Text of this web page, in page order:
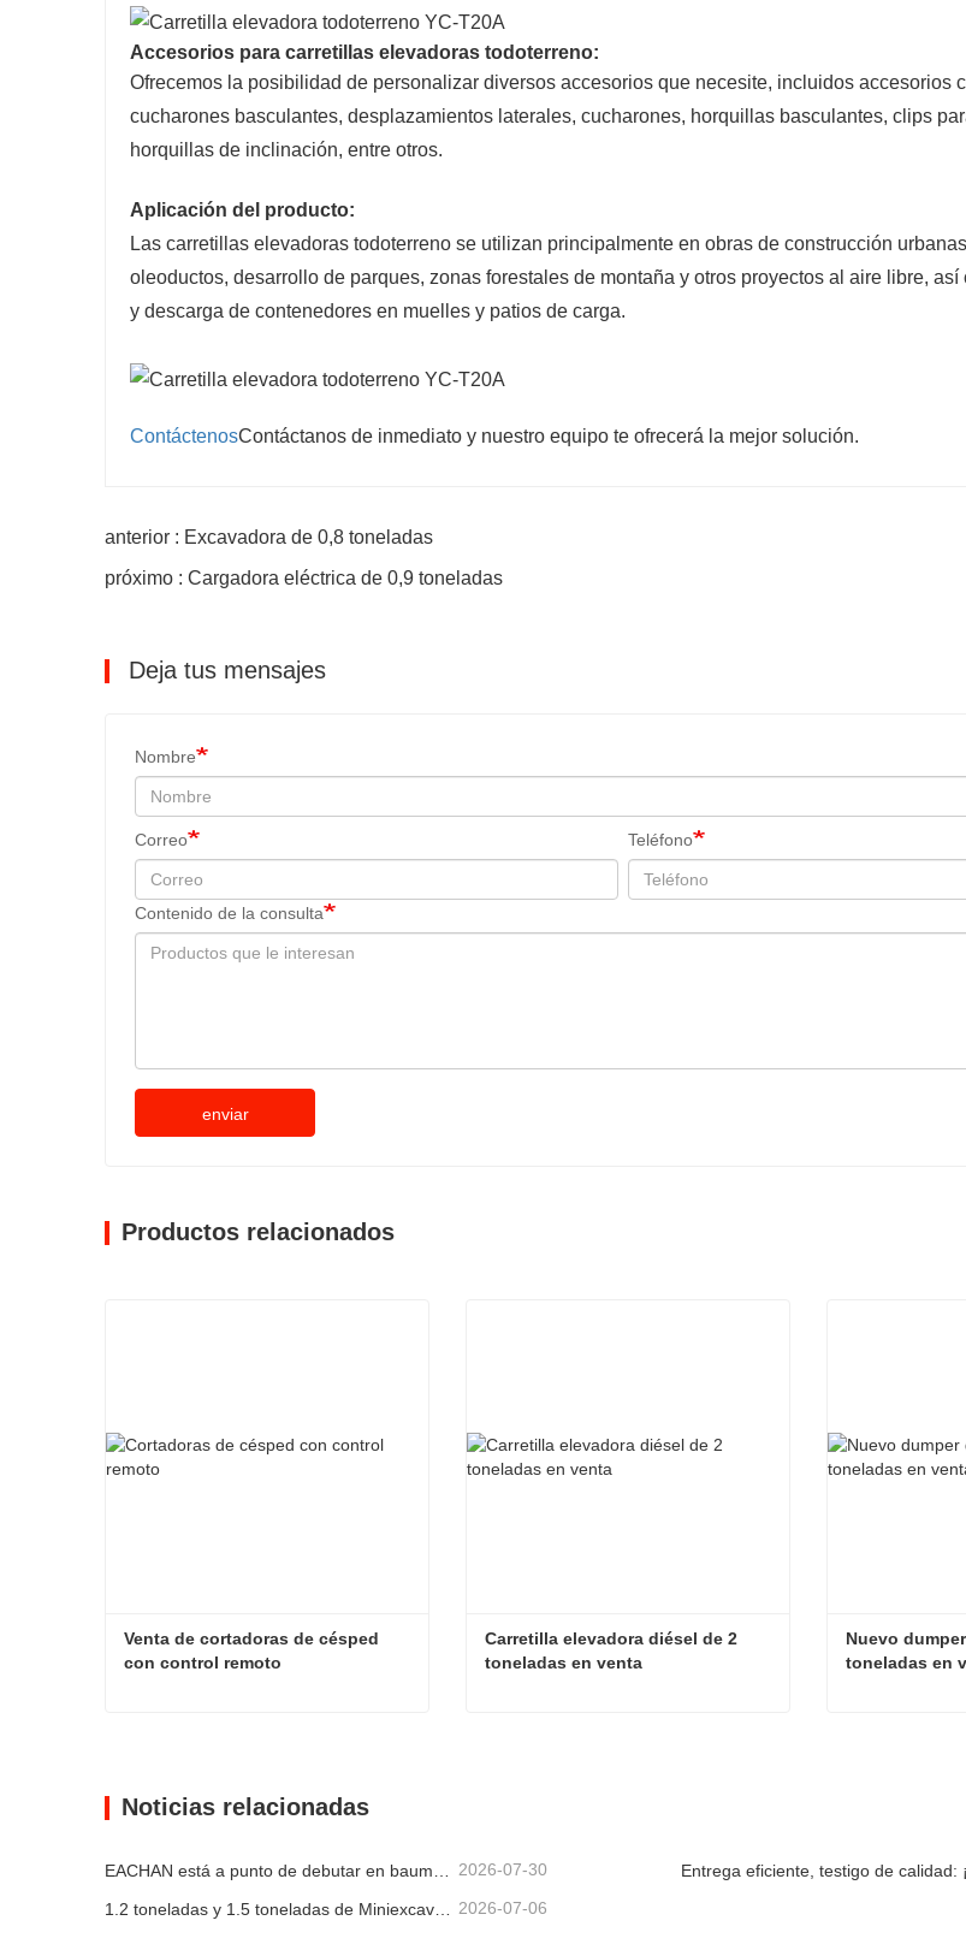
Accesorios para carretillas elevadoras todoterreno:
Ofrecemos la posibilidad de personalizar diversos accesorios que necesite, incluidos accesorios
cucharones basculantes, desplazamientos laterales, cucharones, horquillas basculantes, clips
horquillas de inclinación, entre otros.
Aplicación del producto:
Las carretillas elevadoras todoterreno se utilizan principalmente en obras de construcción
oleoductos, desarrollo de parques, zonas forestales de montaña y otros proyectos al aire libre, así
y descarga de contenedores en muelles y patios de carga.
ContáctenosContáctanos de inmediato y nuestro equipo te ofrecerá la mejor solución.
anterior : Excavadora de 0,8 toneladas
próximo : Cargadora eléctrica de 0,9 toneladas
Deja tus mensajes
Nombre
Correo Teléfono
Contenido de la consulta
enviar
Productos relacionados
Venta de cortadoras de césped
con control remoto
Carretilla elevadora diésel de 2
toneladas en venta
Nuevo
toneladas en
Noticias relacionadas
2026-07-30
1.2 toneladas y 1.5 toneladas de Miniexcavadoras Enviadas en Contenedores Hoy 2026-07-06